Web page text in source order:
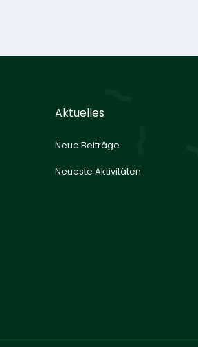
Aktuelles
Neue Beiträge
Neueste Aktivitäten